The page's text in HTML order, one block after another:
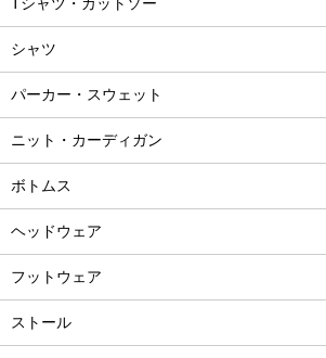
Tシャツ・カットソー
シャツ
パーカー・スウェット
ニット・カーディガン
ボトムス
ヘッドウェア
フットウェア
ストール